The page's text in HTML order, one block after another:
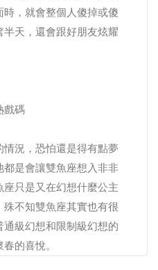
，就會整個人傻掉或傻
天，還會跟好朋友炫耀
戲碼
況，恐怕還是得有點夢
是會讓雙魚座想入非非
只是又在幻想什麼公主
不知雙魚座其實也有很
級幻想和限制級幻想的
的喜悅。